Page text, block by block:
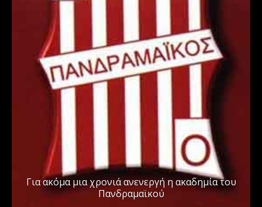
Για ακόμα μια χρονιά ανενεργή η ακαδημία του
Πανδραμαϊκού